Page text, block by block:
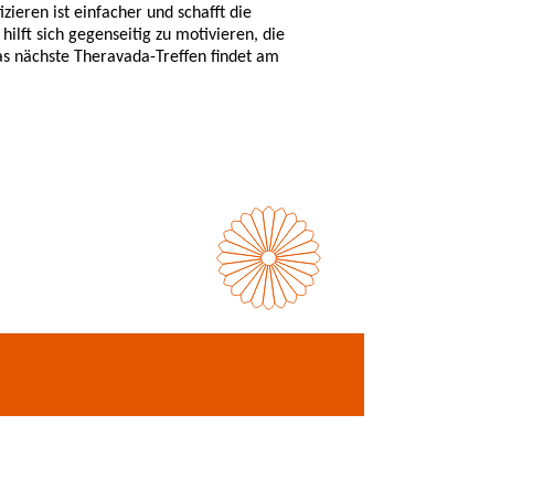
ist einfacher und schafft die
hilft sich gegenseitig zu motivieren, die
nächste Theravada-Treffen findet am